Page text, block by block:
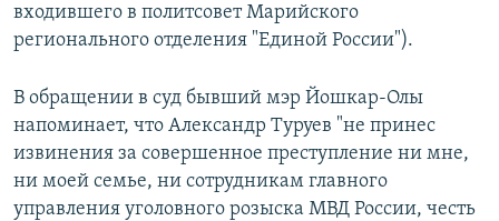
входившего в политсовет Марийского
регионального отделения "Единой России").
В обращении в суд бывший мэр Йошкар-Олы
напоминает, что Александр Туруев "не принес
извинения за совершенное преступление ни мне,
ни моей семье, ни сотрудникам главного
управления уголовного розыска МВД России, честь